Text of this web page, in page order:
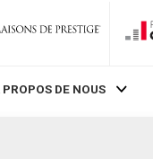
PROPOS DE NOUS